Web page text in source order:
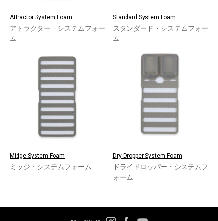
Attractor System Foam
アトラクター・システムフォー
ム
Standard System Foam
スタンダード・システムフォー
ム
Midge System Foam
ミッジ・システムフォーム
Dry Dropper System Foam
ドライドロッパー・システムフ
ォーム